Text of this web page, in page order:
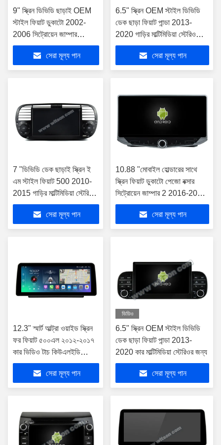
9" স্ক্রিন ডিভিডি ছাড়াই OEM
স্টাইল ফিয়াট ডুকাটো 2002-
2006 সিট্রোয়েন জাম্পার
পিউজিওট বক্সার 2002-2006
গাড়ি মাল্টিমিডিয়া স্টেরিও জিপিএস
কারপ্লে প্লেয়ার
সেরা মূল্য পান
6.5" স্ক্রিন OEM স্টাইল ডিভিডি
ডেক ছাড়া ফিয়াট পান্ডা 2013-
2020 গাড়ির মাল্টিমিডিয়া স্টেরিও
জিপিএস কারপ্লে প্লেয়ারের জন্য
সেরা মূল্য পান
7 "ডিভিডি ডেক ছাড়াই স্ক্রিন ই
এম স্টাইল ফিয়াট 500 2010-
2015 গাড়ির মাল্টিমিডিয়া স্টেরিও
জিপিএস কারপ্লে প্লেয়ারের জন্য
সেরা মূল্য পান
10.88 "মোবাইল হোল্ডারের সাথে
স্ক্রিন ফিয়াট ডুকাটো পেজো বক্সার
সিট্রোয়েন জাম্পার 2 2016-2022
এর জন্য
সেরা মূল্য পান
12.3" স্মার্ট আল্ট্রা ওয়াইড স্ক্রিন
ফর ফিয়াট ৫০০এল ২০১২-২০১৭
কার ভিডিও টাচ কিউএলইডি
মাল্টিমিডিয়া স্টেরিও নেভিগেশন
কারপ্লে ওয়্যারলেসসেরা মূল্য পান
ভিডিও
6.5" স্ক্রিন OEM স্টাইল ডিভিডি
ডেক ছাড়া ফিয়াট পান্ডা 2013-
2020 কার মাল্টিমিডিয়া স্টেরিওর জন্য
সেরা মূল্য পান